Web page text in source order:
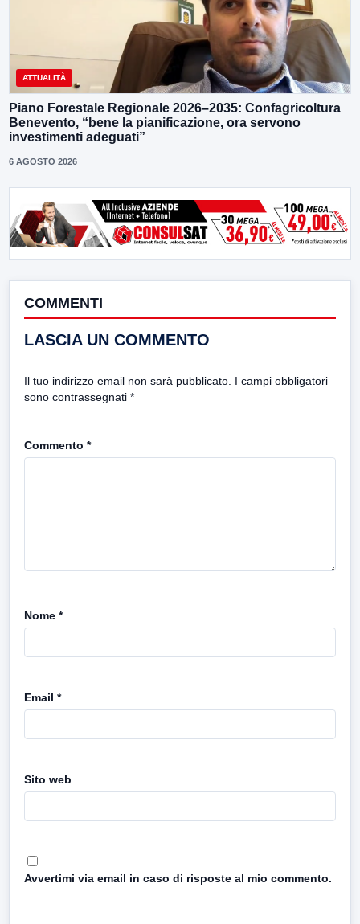
ATTUALITÀ
Piano Forestale Regionale 2026–2035: Confagricoltura
Benevento, “bene la pianificazione, ora servono
investimenti adeguati”
6 AGOSTO 2026
COMMENTI
LASCIA UN COMMENTO
Il tuo indirizzo email non sarà pubblicato. I campi obbligatori
sono contrassegnati *
Commento *
Nome *
Email *
Sito web
Avvertimi via email in caso di risposte al mio commento.